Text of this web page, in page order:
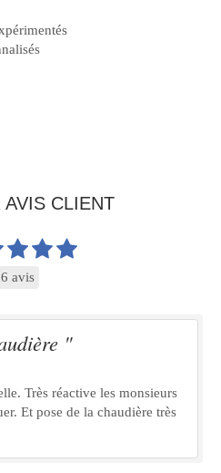
AVIS CLIENT
6 avis
"
Très réactive les monsieurs
Et pose de la chaudière très